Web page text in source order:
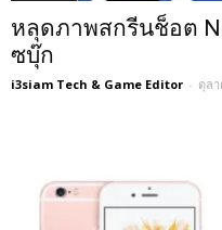
หลุดภาพสกรีนช็อต
ซบุ๊ก
i3siam Tech & Game Editor - ตุล